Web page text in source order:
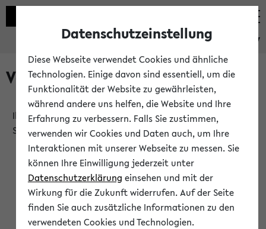
eKVV
Verlauf
Ihr Verlauf ist leer. Er wird sich im Verlauf Ihrer eKVV
Sitzung füllen.
Datenschutzeinstellung
Diese Webseite verwendet Cookies und ähnliche
Technologien. Einige davon sind essentiell, um die
Funktionalität der Website zu gewährleisten,
während andere uns helfen, die Website und Ihre
Erfahrung zu verbessern. Falls Sie zustimmen,
verwenden wir Cookies und Daten auch, um Ihre
Interaktionen mit unserer Webseite zu messen. Sie
können Ihre Einwilligung jederzeit unter
Datenschutzerklärung einsehen und mit der
Wirkung für die Zukunft widerrufen. Auf der Seite
finden Sie auch zusätzliche Informationen zu den
verwendeten Cookies und Technologien.